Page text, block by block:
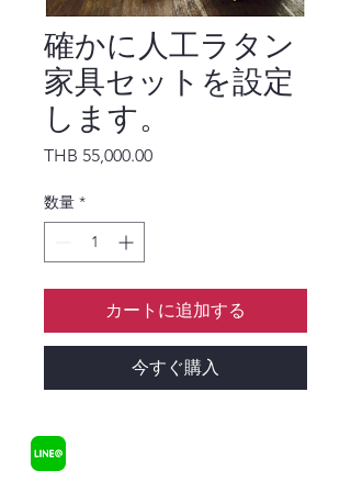
確かに人工ラタン
家具セットを設定
します。
THB 55,000.00価格
数量 *
カートに追加する
今すぐ購入